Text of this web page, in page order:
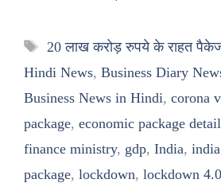
Tags
20 लाख करोड़ रुपये के राहत
Hindi News, Business Diary
Business News in Hindi, corona
package, economic package
finance ministry, gdp, India,
package, lockdown, lockdown 4.0